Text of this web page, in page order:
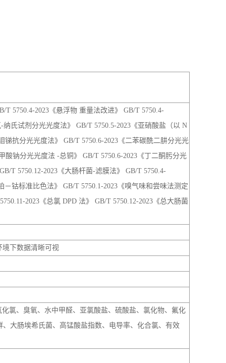
不用人工逐一核对标准。
设备都能提供合规可靠的检测数据。所有检测数据自动归
5750.4-2023《悬浮物 重量法改进》 GB/T 5750.4-
氏试剂分光光度法》 GB/T 5750.5-2023《亚硝酸盐（以 N
抗分光光度法》 GB/T 5750.6-2023《二苯碳酰二肼分光光
钠分光光度法 -总铜》 GB/T 5750.6-2023《丁二酮肟分光
T 5750.12-2023《大肠杆菌-滤膜法》 GB/T 5750.4-
钴标准比色法》 GB/T 5750.1-2023《嗅气味和尝味法测定
2023《总氯 DPD 法》 GB/T 5750.12-2023《总大肠菌
下数据清晰可视